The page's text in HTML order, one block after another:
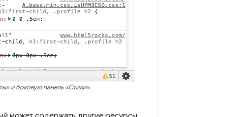
и боковую панель «Стили».